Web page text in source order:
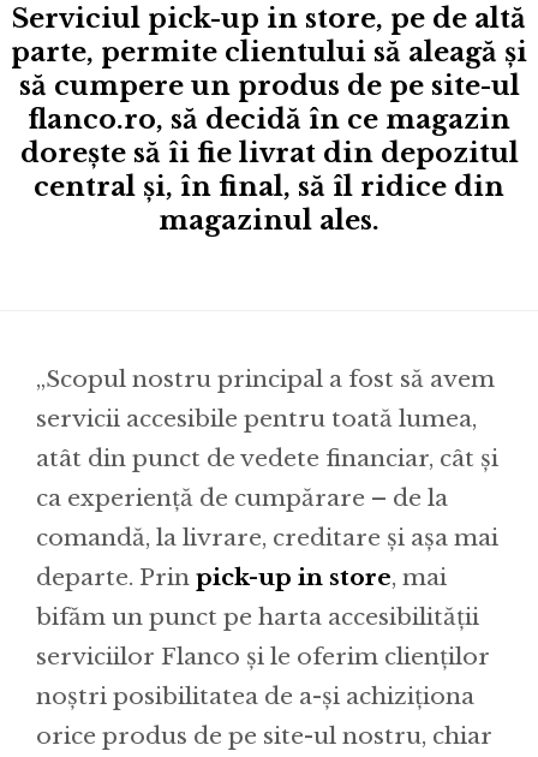
Serviciul pick-up in store, pe de altă
parte, permite clientului să aleagă și
să cumpere un produs de pe site-ul
flanco.ro, să decidă în ce magazin
dorește să îi fie livrat din depozitul
central și, în final, să îl ridice din
magazinul ales.
„Scopul nostru principal a fost să avem
servicii accesibile pentru toată lumea,
atât din punct de vedete financiar, cât și
ca experiență de cumpărare – de la
comandă, la livrare, creditare și așa mai
departe. Prin pick-up in store, mai
bifăm un punct pe harta accesibilității
serviciilor Flanco și le oferim clienților
noștri posibilitatea de a-și achiziționa
orice produs de pe site-ul nostru, chiar